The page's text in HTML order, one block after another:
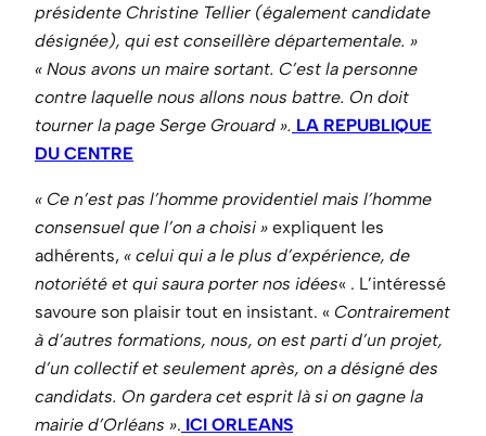
présidente Christine Tellier (également candidate
désignée), qui est conseillère départementale. »
« Nous avons un maire sortant. C’est la personne
contre laquelle nous allons nous battre. On doit
tourner la page Serge Grouard ». LA REPUBLIQUE
DU CENTRE
« Ce n’est pas l’homme providentiel mais l’homme
consensuel que l’on a choisi » expliquent les
adhérents, « celui qui a le plus d’expérience, de
notoriété et qui saura porter nos idées« . L’intéressé
savoure son plaisir tout en insistant. « Contrairement
à d’autres formations, nous, on est parti d’un projet,
d’un collectif et seulement après, on a désigné des
candidats. On gardera cet esprit là si on gagne la
mairie d’Orléans ». ICI ORLEANS